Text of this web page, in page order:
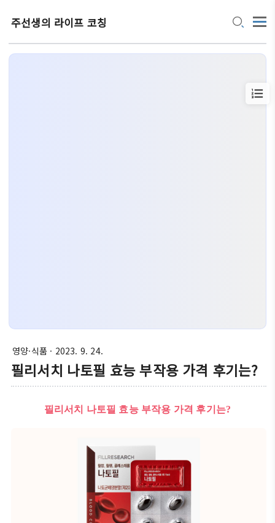
주선생의 라이프 코칭
영양·식품 · 2023. 9. 24.
필리서치 나토필 효능 부작용 가격 후기는?
필리서치 나토필 효능 부작용 가격 후기는?